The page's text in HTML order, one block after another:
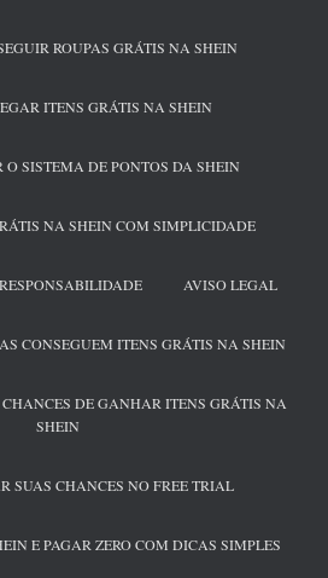
ROUPAS GRÁTIS NA SHEIN
ITENS GRÁTIS NA SHEIN
SISTEMA DE PONTOS DA SHEIN
NA SHEIN COM SIMPLICIDADE
AVISO LEGAL
CONSEGUEM ITENS GRÁTIS NA SHEIN
DE GANHAR ITENS GRÁTIS NA
SHEIN
SUAS CHANCES NO FREE TRIAL
E PAGAR ZERO COM DICAS SIMPLES